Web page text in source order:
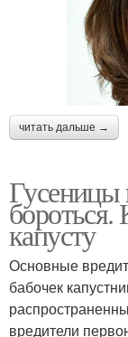
читать дальше →
Гусеницы
бороться.
капусту
Основные
бабочек
вредители